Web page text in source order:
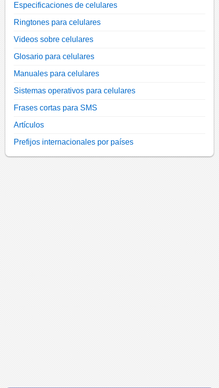
Especificaciones de celulares
Ringtones para celulares
Videos sobre celulares
Glosario para celulares
Manuales para celulares
Sistemas operativos para celulares
Frases cortas para SMS
Artículos
Prefijos internacionales por países